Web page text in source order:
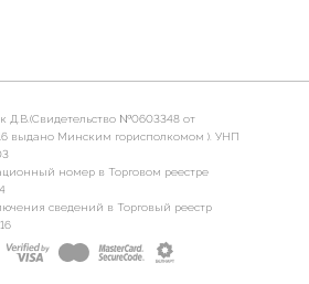
Д.В.(Свидетельство №0603348 от
выдано Минским горисполкомом ). УНП
номер в Торговом реестре
сведений в Торговый реестр